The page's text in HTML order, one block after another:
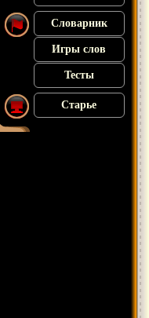
Словарник
Игры слов
Тесты
Старье